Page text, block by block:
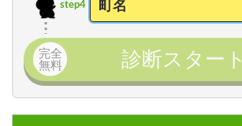
step4
完全
無料
診断スタート